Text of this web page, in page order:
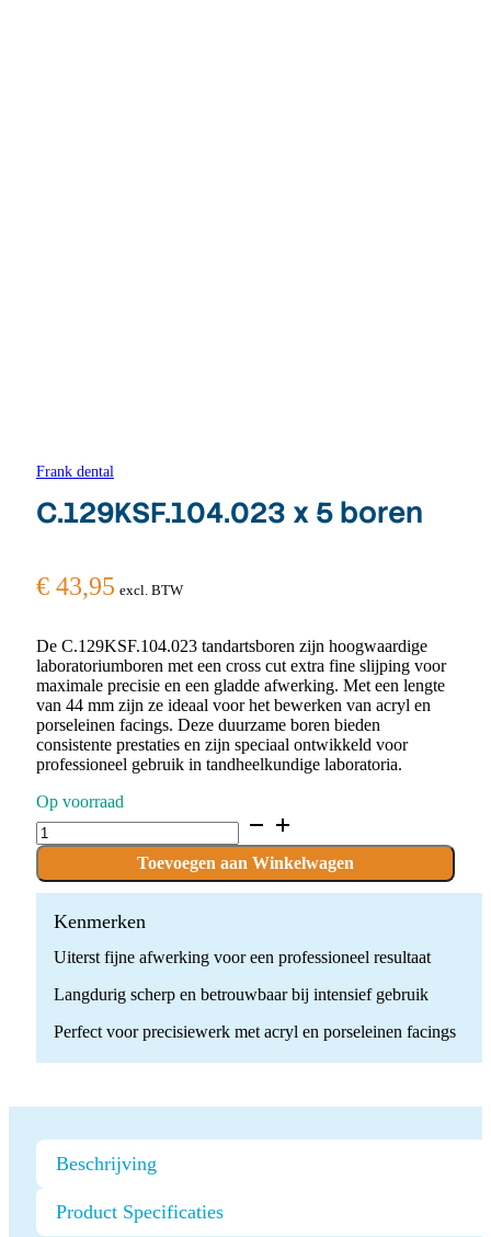
Frank dental
C.129KSF.104.023 x 5 boren
€ 43,95 excl. BTW
De C.129KSF.104.023 tandartsboren zijn hoogwaardige
laboratoriumboren met een cross cut extra fine slijping voor
maximale precisie en een gladde afwerking. Met een lengte
van 44 mm zijn ze ideaal voor het bewerken van acryl en
porseleinen facings. Deze duurzame boren bieden
consistente prestaties en zijn speciaal ontwikkeld voor
professioneel gebruik in tandheelkundige laboratoria.
Op voorraad
C.129KSF.104.023
x
boren
quantity
Toevoegen aan Winkelwagen
Kenmerken
Uiterst fijne afwerking voor een professioneel resultaat
Langdurig scherp en betrouwbaar bij intensief gebruik
Perfect voor precisiewerk met acryl en porseleinen facings
Beschrijving
Product Specificaties